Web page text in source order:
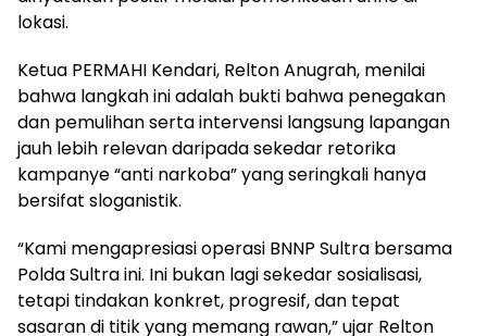
lokasi.
Ketua PERMAHI Kendari, Relton Anugrah, menilai
bahwa langkah ini adalah bukti bahwa penegakan
dan pemulihan serta intervensi langsung lapangan
jauh lebih relevan daripada sekedar retorika
kampanye “anti narkoba” yang seringkali hanya
bersifat sloganistik.
“Kami mengapresiasi operasi BNNP Sultra bersama
Polda Sultra ini. Ini bukan lagi sekedar sosialisasi,
tetapi tindakan konkret, progresif, dan tepat
sasaran di titik yang memang rawan,” ujar Relton